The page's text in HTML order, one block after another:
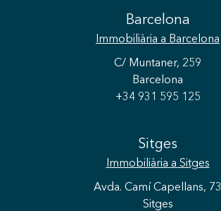
Barcelona
Immobiliària a Barcelona
C/ Muntaner, 259
Barcelona
+34 931 595 125
Sitges
Immobiliària a Sitges
Avda. Camí Capellans, 73
Sitges